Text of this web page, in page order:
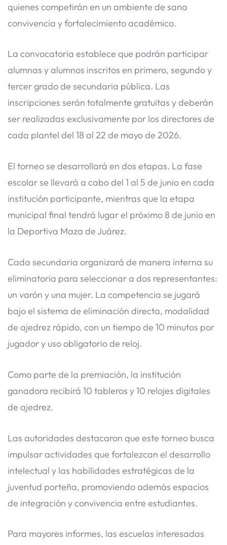
quienes competirán en un ambiente de sana
convivencia y fortalecimiento académico.
La convocatoria establece que podrán participar
alumnas y alumnos inscritos en primero, segundo y
tercer grado de secundaria pública. Las
inscripciones serán totalmente gratuitas y deberán
ser realizadas exclusivamente por los directores de
cada plantel del 18 al 22 de mayo de 2026.
El torneo se desarrollará en dos etapas. La fase
escolar se llevará a cabo del 1 al 5 de junio en cada
institución participante, mientras que la etapa
municipal final tendrá lugar el próximo 8 de junio en
la Deportiva Maza de Juárez.
Cada secundaria organizará de manera interna su
eliminatoria para seleccionar a dos representantes:
un varón y una mujer. La competencia se jugará
bajo el sistema de eliminación directa, modalidad
de ajedrez rápido, con un tiempo de 10 minutos por
jugador y uso obligatorio de reloj.
Como parte de la premiación, la institución
ganadora recibirá 10 tableros y 10 relojes digitales
de ajedrez.
Las autoridades destacaron que este torneo busca
impulsar actividades que fortalezcan el desarrollo
intelectual y las habilidades estratégicas de la
juventud porteña, promoviendo además espacios
de integración y convivencia entre estudiantes.
Para mayores informes, las escuelas interesadas